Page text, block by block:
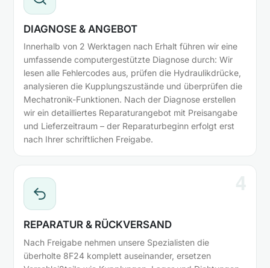
DIAGNOSE & ANGEBOT
Innerhalb von 2 Werktagen nach Erhalt führen wir eine
umfassende computergestützte Diagnose durch: Wir
lesen alle Fehlercodes aus, prüfen die Hydraulikdrücke,
analysieren die Kupplungszustände und überprüfen die
Mechatronik-Funktionen. Nach der Diagnose erstellen
wir ein detailliertes Reparaturangebot mit Preisangabe
und Lieferzeitraum – der Reparaturbeginn erfolgt erst
nach Ihrer schriftlichen Freigabe.
REPARATUR & RÜCKVERSAND
Nach Freigabe nehmen unsere Spezialisten die
überholte 8F24 komplett auseinander, ersetzen